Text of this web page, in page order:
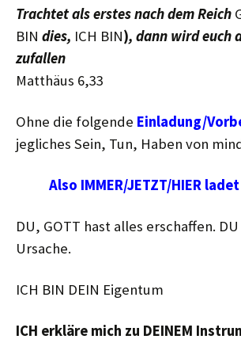
Trachtet als erstes nach dem Reich
BIN dies, ICH BIN), dann wird euch
zufallen
Matthäus 6,33
Ohne die folgende Einladung/
jegliches Sein, Tun, Haben von
Also IMMER/JETZT/HIER
DU, GOTT hast alles erschaffen.
Ursache.
ICH BIN DEIN Eigentum
ICH erkläre mich zu DEINEM